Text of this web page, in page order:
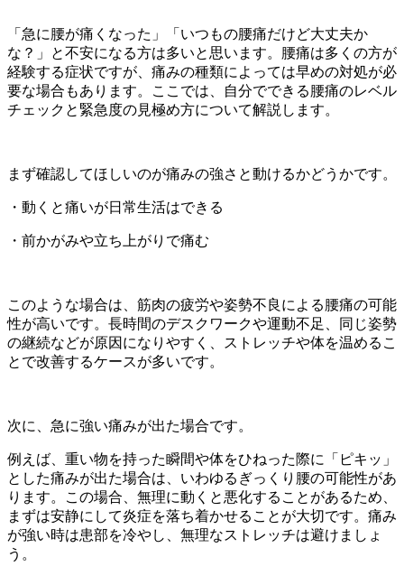
「急に腰が痛くなった」「いつもの腰痛だけど大丈夫か
な？」と不安になる方は多いと思います。腰痛は多くの方が
経験する症状ですが、痛みの種類によっては早めの対処が必
要な場合もあります。ここでは、自分でできる腰痛のレベル
チェックと緊急度の見極め方について解説します。
まず確認してほしいのが痛みの強さと動けるかどうかです。
・動くと痛いが日常生活はできる
・前かがみや立ち上がりで痛む
このような場合は、筋肉の疲労や姿勢不良による腰痛の可能
性が高いです。長時間のデスクワークや運動不足、同じ姿勢
の継続などが原因になりやすく、ストレッチや体を温めるこ
とで改善するケースが多いです。
次に、急に強い痛みが出た場合です。
例えば、重い物を持った瞬間や体をひねった際に「ピキッ」
とした痛みが出た場合は、いわゆるぎっくり腰の可能性があ
ります。この場合、無理に動くと悪化することがあるため、
まずは安静にして炎症を落ち着かせることが大切です。痛み
が強い時は患部を冷やし、無理なストレッチは避けましょ
う。